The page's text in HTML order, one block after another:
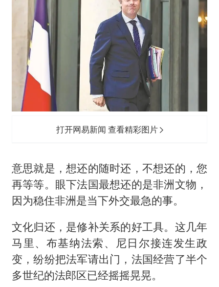
打开网易新闻 查看精彩图片
意思就是，想还的随时还，不想还的，您
再等等。眼下法国最想还的是非洲文物，
因为稳住非洲是当下外交最急的事。
文化归还，是修补关系的好工具。这几年
马里、布基纳法索、尼日尔接连发生政
变，纷纷把法军请出门，法国经营了半个
多世纪的法郎区已经摇摇晃晃。